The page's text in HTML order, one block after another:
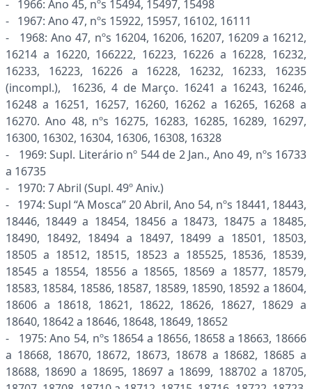
- 1966: Ano 45, nºs 15494, 15497, 15498
- 1967: Ano 47, nºs 15922, 15957, 16102, 16111
- 1968: Ano 47, nºs 16204, 16206, 16207, 16209 a 16212,
16214 a 16220, 166222, 16223, 16226 a 16228, 16232,
16233, 16223, 16226 a 16228, 16232, 16233, 16235
(incompl.), 16236, 4 de Março. 16241 a 16243, 16246,
16248 a 16251, 16257, 16260, 16262 a 16265, 16268 a
16270. Ano 48, nºs 16275, 16283, 16285, 16289, 16297,
16300, 16302, 16304, 16306, 16308, 16328
- 1969: Supl. Literário nº 544 de 2 Jan., Ano 49, nºs 16733
a 16735
- 1970: 7 Abril (Supl. 49º Aniv.)
- 1974: Supl “A Mosca” 20 Abril, Ano 54, nºs 18441, 18443,
18446, 18449 a 18454, 18456 a 18473, 18475 a 18485,
18490, 18492, 18494 a 18497, 18499 a 18501, 18503,
18505 a 18512, 18515, 18523 a 185525, 18536, 18539,
18545 a 18554, 18556 a 18565, 18569 a 18577, 18579,
18583, 18584, 18586, 18587, 18589, 18590, 18592 a 18604,
18606 a 18618, 18621, 18622, 18626, 18627, 18629 a
18640, 18642 a 18646, 18648, 18649, 18652
- 1975: Ano 54, nºs 18654 a 18656, 18658 a 18663, 18666
a 18668, 18670, 18672, 18673, 18678 a 18682, 18685 a
18688, 18690 a 18695, 18697 a 18699, 188702 a 18705,